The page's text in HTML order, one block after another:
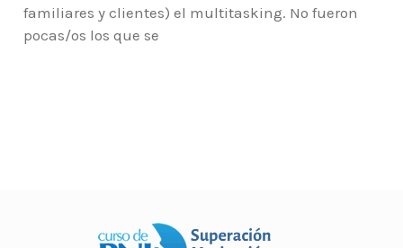
familiares y clientes) el multitasking. No fueron
pocas/os los que se